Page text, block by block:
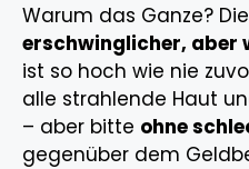
Warum das Ganze?
erschwinglicher, aber
ist so hoch wie nie
alle strahlende Haut
– aber bitte ohne
gegenüber dem